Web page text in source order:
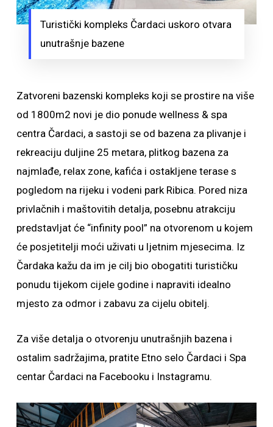
Turistički kompleks Čardaci uskoro otvara
unutrašnje bazene
Zatvoreni bazenski kompleks koji se prostire na više
od 1800m2 novi je dio ponude wellness & spa
centra Čardaci, a sastoji se od bazena za plivanje i
rekreaciju duljine 25 metara, plitkog bazena za
najmlađe, relax zone, kafića i ostakljene terase s
pogledom na rijeku i vodeni park Ribica. Pored niza
privlačnih i maštovitih detalja, posebnu atrakciju
predstavljat će “infinity pool” na otvorenom u kojem
će posjetitelji moći uživati u ljetnim mjesecima. Iz
Čardaka kažu da im je cilj bio obogatiti turističku
ponudu tijekom cijele godine i napraviti idealno
mjesto za odmor i zabavu za cijelu obitelj.
Za više detalja o otvorenju unutrašnjih bazena i
ostalim sadržajima, pratite Etno selo Čardaci i Spa
centar Čardaci na Facebooku i Instagramu.